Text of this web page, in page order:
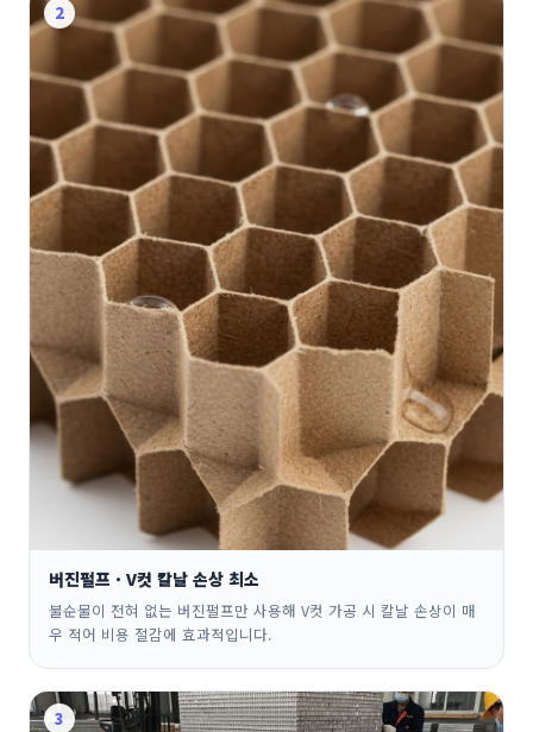
2
버진펄프 · V컷 칼날 손상 최소
불순물이 전혀 없는 버진펄프만 사용해 V컷 가공 시 칼날 손상이 매
우 적어 비용 절감에 효과적입니다.
3